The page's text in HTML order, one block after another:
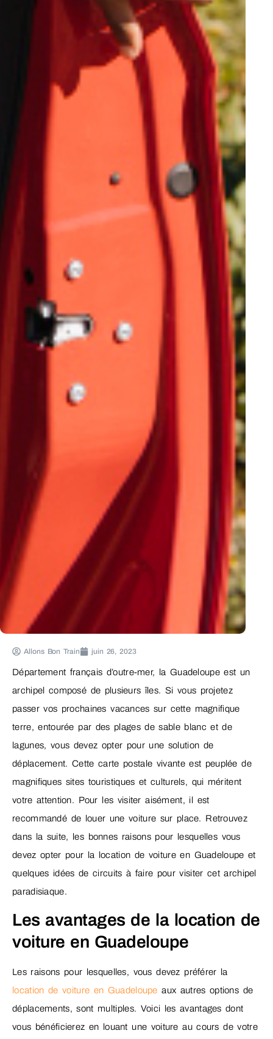
Allons Bon Train juin 26, 2023
Département français d’outre-mer, la Guadeloupe est un
archipel composé de plusieurs îles. Si vous projetez
passer vos prochaines vacances sur cette magnifique
terre, entourée par des plages de sable blanc et de
lagunes, vous devez opter pour une solution de
déplacement. Cette carte postale vivante est peuplée de
magnifiques sites touristiques et culturels, qui méritent
votre attention. Pour les visiter aisément, il est
recommandé de louer une voiture sur place. Retrouvez
dans la suite, les bonnes raisons pour lesquelles vous
devez opter pour la location de voiture en Guadeloupe et
quelques idées de circuits à faire pour visiter cet archipel
paradisiaque.
Les avantages de la location de
voiture en Guadeloupe
Les raisons pour lesquelles, vous devez préférer la
location de voiture en Guadeloupe aux autres options de
déplacements, sont multiples. Voici les avantages dont
vous bénéficierez en louant une voiture au cours de votre